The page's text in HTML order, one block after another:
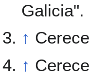
Galicia".
↑
↑